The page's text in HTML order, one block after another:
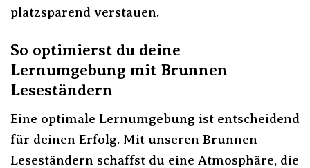
platzsparend verstauen.
So optimierst du deine
Lernumgebung mit Brunnen
Leseständern
Eine optimale Lernumgebung ist entscheidend
für deinen Erfolg. Mit unseren Brunnen
Leseständern schaffst du eine Atmosphäre, die